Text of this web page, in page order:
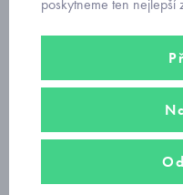
poskytneme ten nejlepší